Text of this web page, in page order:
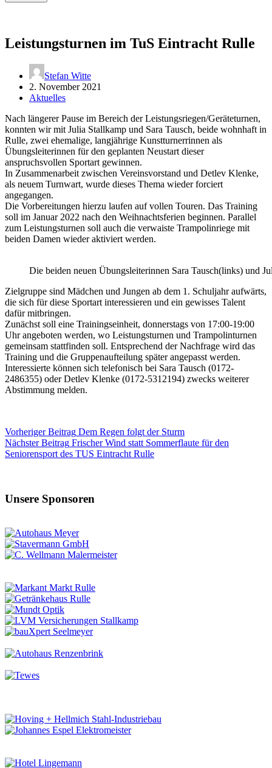
Leistungsturnen im TuS Eintracht Rulle
Stefan Witte
2. November 2021
Aktuelles
Nach längerer Pause im Bereich der Leistungsriegen/Geräteturnen,
konnten wir mit Julia Stallkamp und Sara Tausch, beide wohnhaft in
Rulle, zwei ehemalige, langjährige Kunstturnerrinnen als
Übungsleiterinnen für den geplanten Neustart dieser
anspruchsvollen Sportart gewinnen.
In Zusammenarbeit zwischen Vereinsvorstand und Detlev Klenke,
als neuem Turnwart, wurde dieses Thema wieder forciert
angegangen.
Die Vorbereitungen hierzu laufen auf vollen Touren. Das Training
soll im Januar 2022 nach den Weihnachtsferien beginnen. Parallel
zum Leistungsturnen soll auch die verwaiste Trampolinriege mit
beiden Damen wieder aktiviert werden.
Die beiden neuen Übungsleiterinnen Sara Tausch(links) und
Zielgruppe sind Mädchen und Jungen ab dem 1. Schuljahr aufwärts,
die sich für diese Sportart interessieren und ein gewisses Talent
dafür mitbringen.
Zunächst soll eine Trainingseinheit, donnerstags von 17:00-19:00
Uhr angeboten werden, wo Leistungsturnen und Trampolinturnen
gemeinsam stattfinden soll. Entsprechend der Nachfrage wird das
Training und die Gruppenaufteilung später angepasst werden.
Interessierte können sich telefonisch bei Sara Tausch (0172-
2486355) oder Detlev Klenke (0172-5312194) zwecks weiterer
Abstimmung melden.
VorherigerBeitrag Dem Regen folgt der Sturm
NächsterBeitrag Frischer Wind statt Sommerflaute für den
Seniorensport des TUS Eintracht Rulle
Unsere Sponsoren